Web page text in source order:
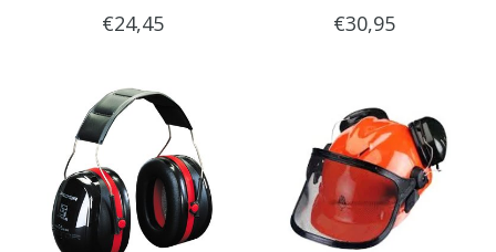
€24,45 Liter
€30,95